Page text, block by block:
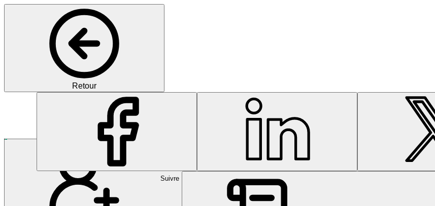
Retour
Suivre
Innovative, vernetzte und patientenzentrierte Schlaftherapie-Lösungen für ein besseres Leben